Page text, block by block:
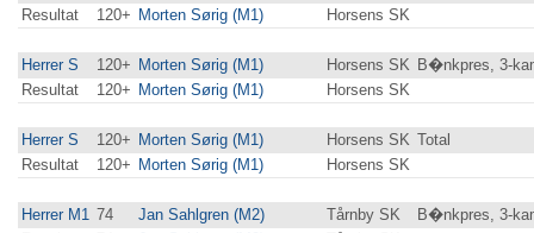
Resultat
120+ Morten Sørig (M1) Horsens SK
Herrer S 120+ Morten Sørig (M1) Horsens SK B�nkpres, 3-
Resultat
120+ Morten Sørig (M1) Horsens SK
Herrer S 120+ Morten Sørig (M1) Horsens SK Total
Resultat
120+ Morten Sørig (M1) Horsens SK
Herrer M1 74 Jan Sahlgren (M2) Tårnby SK
B�nkpres, 3-